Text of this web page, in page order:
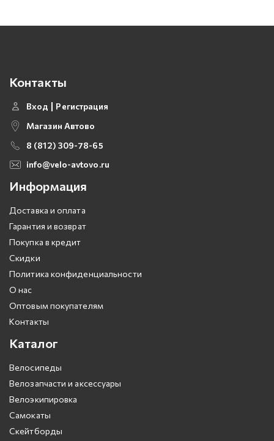
Контакты
Вход
Регистрация
Магазин Автово
8 (812) 309-78-65
info@velo-avtovo.ru
Информация
Доставка и оплата
Гарантия и возврат
Покупка в кредит
Скидки
Политика конфиденциальности
О нас
Оптовым покупателям
Контакты
Каталог
Велосипеды
Велозапчасти и аксессуары
Велоэкипировка
Самокаты
Скейтборды